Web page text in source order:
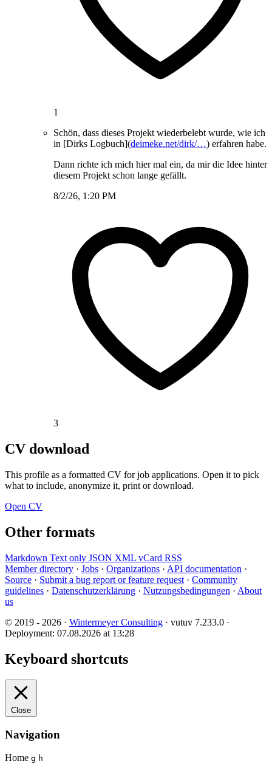
1
Schön, dass dieses Projekt wiederbelebt wurde, wie ich
in [Dirks Logbuch](deimeke.net/dirk/…) erfahren habe.
Dann richte ich mich hier mal ein, da mir die Idee hinter
diesem Projekt schon lange gefällt.
8/2/26, 1:20 PM
3
CV download
This profile as a formatted CV for job applications. Open it to pick
what to include, anonymize it, print or download.
Open CV
Other formats
Markdown Text only JSON XML vCard RSS
Member directory · Jobs · Organizations · API documentation ·
Source · Submit a bug report or feature request · Community
guidelines · Datenschutzerklärung · Nutzungsbedingungen · About
us
© 2019 - 2026 · Wintermeyer Consulting · vutuv 7.233.0 ·
Deployment: 07.08.2026 at 13:28
Keyboard shortcuts
Close
Navigation
Home g h